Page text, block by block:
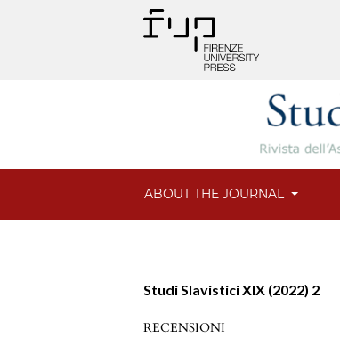
ABOUT THE JOURNAL
Studi Slavistici XIX (2022) 2
RECENSIONI